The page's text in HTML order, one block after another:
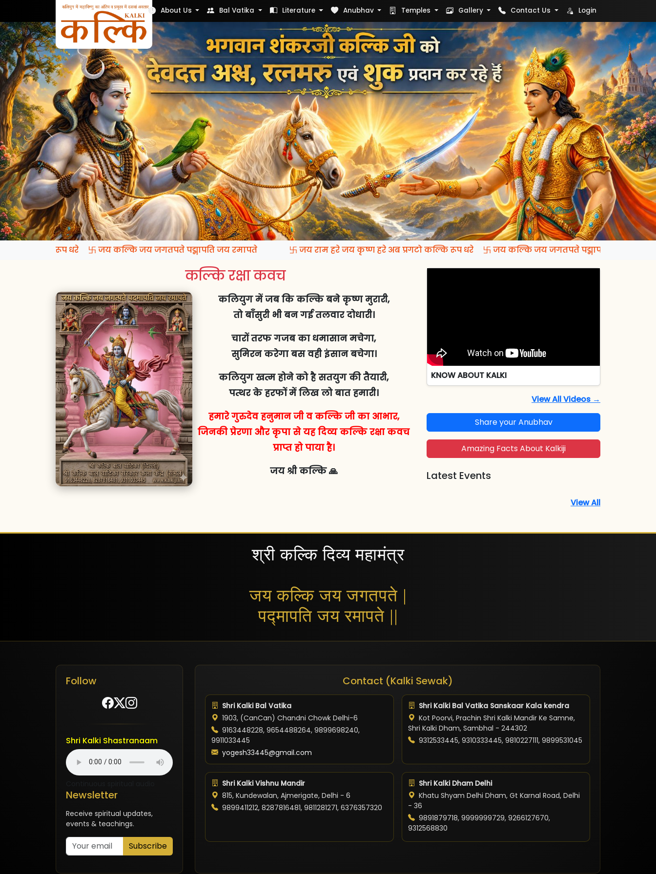
Nek Soch About Us Bal Vatika Literature Anubhav Temples Gallery Contact Us Login
कल्कि रूप धरे 卐 जय कल्कि जय जगतपते पद्मापति जय रमापते 卐 जय राम हरे जय कृष्ण हरे अब प्रगटो कल्कि रूप धरे 卐 जय कल्कि जय जगतपते पद्मापति जय रमापते
कल्कि रक्षा कवच
कलियुग में जब कि कल्कि बने कृष्ण मुरारी,
तो बाँसुरी भी बन गई तलवार दोधारी।
चारों तरफ गजब का धमासान मचेगा,
सुमिरन करेगा बस वही इंसान बचेगा।
कलियुग खत्म होने को है सतयुग की तैयारी,
पत्थर के हरफों में लिख लो बात हमारी।
हमारे गुरुदेव हनुमान जी व कल्कि जी का आभार,
जिनकी प्रेरणा और कृपा से यह दिव्य कल्कि रक्षा कवच
प्राप्त हो पाया है।
जय श्री कल्कि 🙏
KNOW ABOUT KALKI
View All Videos →
Share your Anubhav
Amazing Facts About Kalkiji
Latest Events
View All
श्री कल्कि दिव्य महामंत्र
जय कल्कि जय जगतपते |
पद्मापति जय रमापते ||
Follow
Shri Kalki Shastranaam
Newsletter
Receive spiritual updates,
events & teachings.
Subscribe
Contact (Kalki Sewak)
Shri Kalki Bal Vatika
1903, (CanCan) Chandni Chowk Delhi-6
9163448228, 9654488264, 9899698240,
9911033445
yogesh33445@gmail.com
Shri Kalki Bal Vatika Sanskaar Kala kendra
Kot Poorvi, Prachin Shri Kalki Mandir Ke Samne,
Shri Kalki Dham, Sambhal - 244302
9312533445, 9310333445, 9810227111, 9899531045
Shri Kalki Vishnu Mandir
815, Kundewalan, Ajmerigate, Delhi - 6
9899411212, 8287816481, 9811281271, 6376357320
Shri Kalki Dham Delhi
Khatu Shyam Delhi Dham, Gt Karnal Road, Delhi
- 36
9891879718, 9999999729, 9266127670,
9312568830